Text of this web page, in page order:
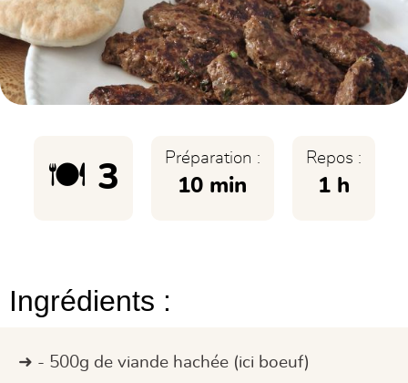
🍽️ 3
Préparation :
10 min
Repos :
1 h
Ingrédients :
- 500g de viande hachée (ici boeuf)